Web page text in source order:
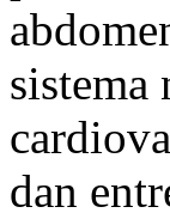
sistema
dan